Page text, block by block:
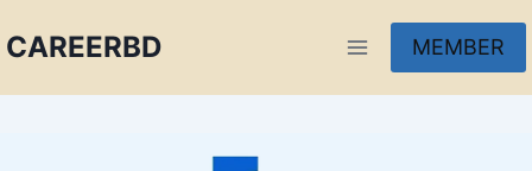
CAREERBD MEMBER